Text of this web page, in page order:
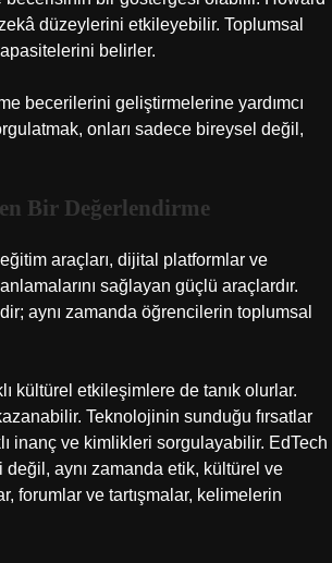
düzeylerini etkileyebilir. Toplumsal
belirler.
becerilerini geliştirmelerine yardımcı
onları sadece bireysel değil,
Bir Değerlendirme
araçları, dijital platformlar ve
sağlayan güçlü araçlardır.
aynı zamanda öğrencilerin toplumsal
kültürel etkileşimlere de tanık olurlar.
Teknolojinin sunduğu fırsatlar
inanç ve kimlikleri sorgulayabilir. EdTech
aynı zamanda etik, kültürel ve
forumlar ve tartışmalar, kelimelerin